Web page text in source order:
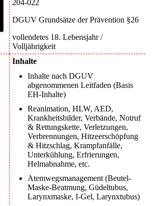
204-022
DGUV Grundsätze der Prävention §26
vollendetes 18. Lebensjahr /
Volljährigkeit
Inhalte
Inhalte nach DGUV
abgenommenen Leitfaden (Basis
EH-Inhalte)
Reanimation, HLW, AED,
Krankheitsbilder, Verbände, Notruf
& Rettungskette, Verletzungen,
Verbrennungen, Hitzeerschöpfung
& Hitzschlag, Krampfanfälle,
Unterkühlung, Erfrierungen,
Helmabnahme, etc.
Atemwegsmanagement (Beutel-
Maske-Beatmung, Güdeltubus,
Larynxmaske, I-Gel, Larynxtubus)